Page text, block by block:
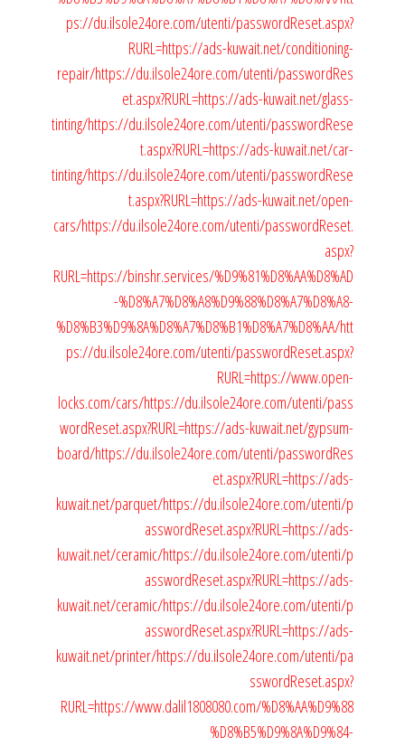
ps://du.ilsole24ore.com/utenti/passwordReset.aspx?
RURL=https://ads-kuwait.net/conditioning-
repair/https://du.ilsole24ore.com/utenti/passwordRes
et.aspx?RURL=https://ads-kuwait.net/glass-
tinting/https://du.ilsole24ore.com/utenti/passwordRese
t.aspx?RURL=https://ads-kuwait.net/car-
tinting/https://du.ilsole24ore.com/utenti/passwordRese
t.aspx?RURL=https://ads-kuwait.net/open-
cars/https://du.ilsole24ore.com/utenti/passwordReset.
aspx?
RURL=https://binshr.services/%D9%81%D8%AA%D8%AD
-%D8%A7%D8%A8%D9%88%D8%A7%D8%A8-
%D8%B3%D9%8A%D8%A7%D8%B1%D8%A7%D8%AA/htt
ps://du.ilsole24ore.com/utenti/passwordReset.aspx?
RURL=https://www.open-
locks.com/cars/https://du.ilsole24ore.com/utenti/pass
wordReset.aspx?RURL=https://ads-kuwait.net/gypsum-
board/https://du.ilsole24ore.com/utenti/passwordRes
et.aspx?RURL=https://ads-
kuwait.net/parquet/https://du.ilsole24ore.com/utenti/p
asswordReset.aspx?RURL=https://ads-
kuwait.net/ceramic/https://du.ilsole24ore.com/utenti/p
asswordReset.aspx?RURL=https://ads-
kuwait.net/ceramic/https://du.ilsole24ore.com/utenti/p
asswordReset.aspx?RURL=https://ads-
kuwait.net/printer/https://du.ilsole24ore.com/utenti/pa
sswordReset.aspx?
RURL=https://www.dalil1808080.com/%D8%AA%D9%88
%D8%B5%D9%8A%D9%84-